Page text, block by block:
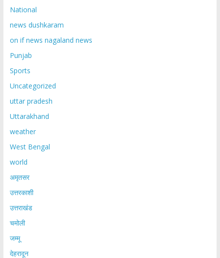
National
news dushkaram
on if news nagaland news
Punjab
Sports
Uncategorized
uttar pradesh
Uttarakhand
weather
West Bengal
world
अमृतसर
उत्तरकाशी
उत्तराखंड
चमोली
जम्मू
देहरादून